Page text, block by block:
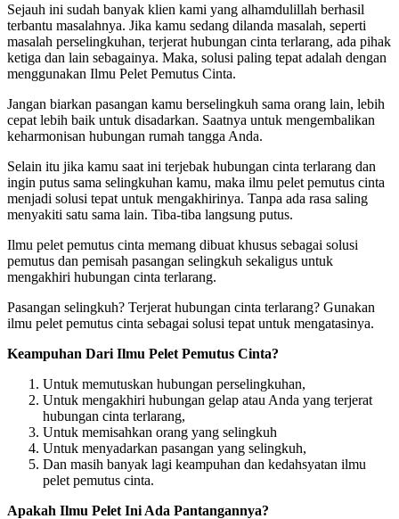
Sejauh ini sudah banyak klien kami yang alhamdulillah berhasil
terbantu masalahnya. Jika kamu sedang dilanda masalah, seperti
masalah perselingkuhan, terjerat hubungan cinta terlarang, ada pihak
ketiga dan lain sebagainya. Maka, solusi paling tepat adalah dengan
menggunakan Ilmu Pelet Pemutus Cinta.
Jangan biarkan pasangan kamu berselingkuh sama orang lain, lebih
cepat lebih baik untuk disadarkan. Saatnya untuk mengembalikan
keharmonisan hubungan rumah tangga Anda.
Selain itu jika kamu saat ini terjebak hubungan cinta terlarang dan
ingin putus sama selingkuhan kamu, maka ilmu pelet pemutus cinta
menjadi solusi tepat untuk mengakhirinya. Tanpa ada rasa saling
menyakiti satu sama lain. Tiba-tiba langsung putus.
Ilmu pelet pemutus cinta memang dibuat khusus sebagai solusi
pemutus dan pemisah pasangan selingkuh sekaligus untuk
mengakhiri hubungan cinta terlarang.
Pasangan selingkuh? Terjerat hubungan cinta terlarang? Gunakan
ilmu pelet pemutus cinta sebagai solusi tepat untuk mengatasinya.
Keampuhan Dari Ilmu Pelet Pemutus Cinta?
Untuk memutuskan hubungan perselingkuhan,
Untuk mengakhiri hubungan gelap atau Anda yang terjerat
hubungan cinta terlarang,
Untuk memisahkan orang yang selingkuh
Untuk menyadarkan pasangan yang selingkuh,
Dan masih banyak lagi keampuhan dan kedahsyatan ilmu
pelet pemutus cinta.
Apakah Ilmu Pelet Ini Ada Pantangannya?